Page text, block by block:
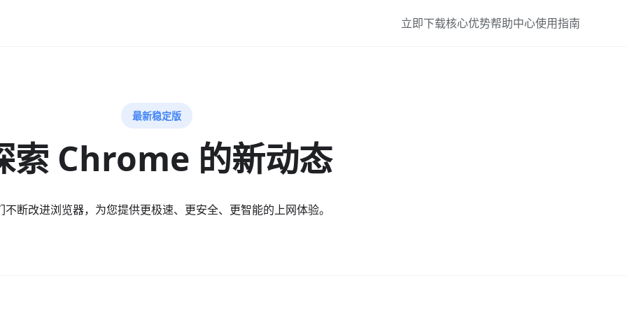
立即下载核心优势帮助中心使用指南
最新稳定版
索 Chrome 的新动态
不断改进浏览器，为您提供更极速、更安全、更智能的上网体验。